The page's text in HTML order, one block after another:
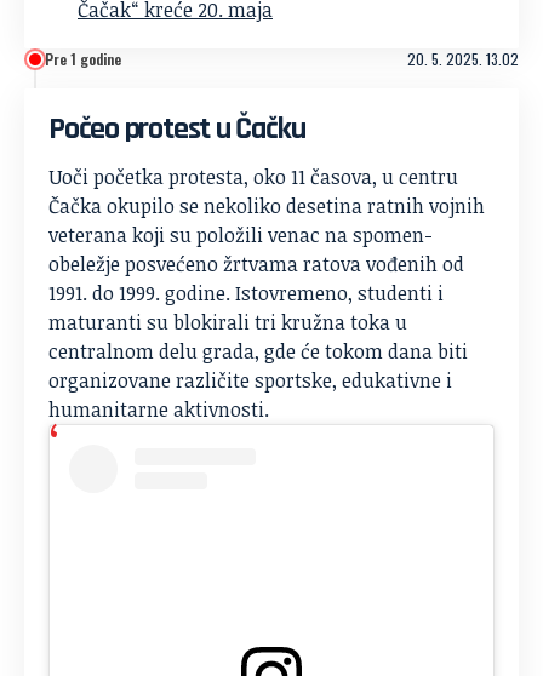
Čačak“ kreće 20. maja
Pre 1 godine 20. 5. 2025. 13.02
Počeo protest u Čačku
Uoči početka protesta, oko 11 časova, u centru
Čačka okupilo se nekoliko desetina ratnih vojnih
veterana koji su položili venac na spomen-
obeležje posvećeno žrtvama ratova vođenih od
1991. do 1999. godine. Istovremeno, studenti i
maturanti su blokirali tri kružna toka u
centralnom delu grada, gde će tokom dana biti
organizovane različite sportske, edukativne i
humanitarne aktivnosti.